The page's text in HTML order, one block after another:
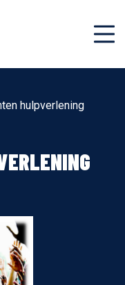
hulpverlening